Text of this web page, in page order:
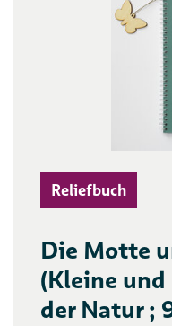
Reliefbuch
Die Motte
(Kleine
der Natur ;